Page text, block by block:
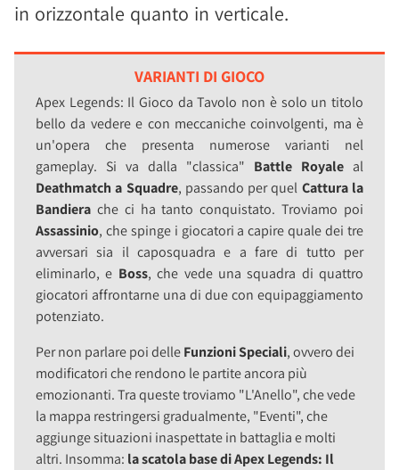
in orizzontale quanto in verticale.
VARIANTI DI GIOCO
Apex Legends: Il Gioco da Tavolo non è solo un titolo
bello da vedere e con meccaniche coinvolgenti, ma è
un'opera che presenta numerose varianti nel
gameplay. Si va dalla "classica" Battle Royale al
Deathmatch a Squadre, passando per quel Cattura la
Bandiera che ci ha tanto conquistato. Troviamo poi
Assassinio, che spinge i giocatori a capire quale dei tre
avversari sia il caposquadra e a fare di tutto per
eliminarlo, e Boss, che vede una squadra di quattro
giocatori affrontarne una di due con equipaggiamento
potenziato.
Per non parlare poi delleFunzioni Speciali, ovvero dei
modificatori che rendono le partite ancora più
emozionanti. Tra queste troviamo "L'Anello", che vede
la mappa restringersi gradualmente, "Eventi", che
aggiunge situazioni inaspettate in battaglia e molti
altri. Insomma: la scatola base di Apex Legends: Il